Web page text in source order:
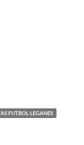
FUTBOL LEGANES